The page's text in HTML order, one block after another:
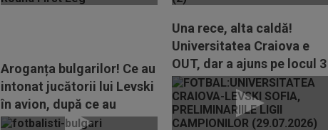
Aroganța bulgarilor! Ce au
intonat jucătorii lui Levski
în avion, după ce au
eliminat...
Una rece, alta caldă!
Universitatea Craiova e
OUT, dar a ajuns pe locul 3
în Liga...